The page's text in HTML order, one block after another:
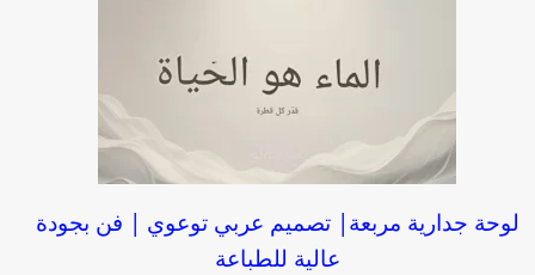
لوحة جدارية مربعة| تصميم عربي توعوي | فن بجودة
عالية للطباعة